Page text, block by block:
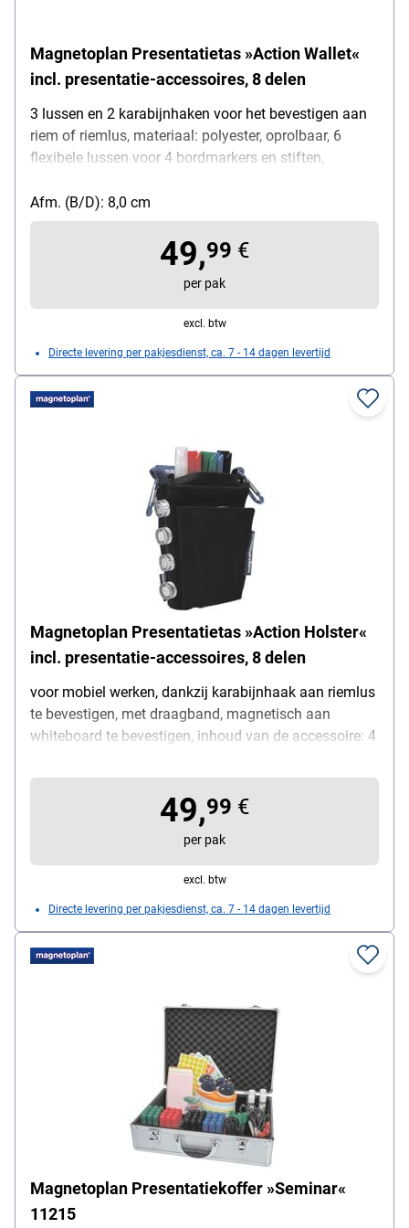
Magnetoplan Presentatietas »Action Wallet«
incl. presentatie-accessoires, 8 delen
3 lussen en 2 karabijnhaken voor het bevestigen aan
riem of riemlus, materiaal: polyester, oprolbaar, 6
flexibele lussen voor 4 bordmarkers en stiften,
inhoud van de accessoires: 4 in kleur gesorteerde
bordmarkers (elk 1x zwart, blauw, rood, groen),
reinigingsvilt (wasbaar), 1 reinigingsspray „Action
Cleaner“, 2 karabijnhaken, formaat uitgeklapt: 40 x
19,5 cm, formaat opgerold 8 x 19,5 cm (ØxH)
Afm. (B/D): 8,0 cm
49,99 €
per pak
excl. btw
Directe levering per pakjesdienst, ca. 7 - 14 dagen levertijd
Magnetoplan Presentatietas »Action Holster«
incl. presentatie-accessoires, 8 delen
voor mobiel werken, dankzij karabijnhaak aan riemlus
te bevestigen, met draagband, magnetisch aan
whiteboard te bevestigen, inhoud van de accessoire: 4
rood, groen), reinigingsvilt (wasbaar), 1
reinigingsspray „Action Cleaner“, 2 karabijnhaken
49,99 €
per pak
excl. btw
Directe levering per pakjesdienst, ca. 7 - 14 dagen levertijd
Magnetoplan Presentatiekoffer »Seminar«
11215